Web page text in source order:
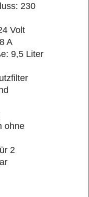
230
Volt
A
9,5 Liter
ohne
2